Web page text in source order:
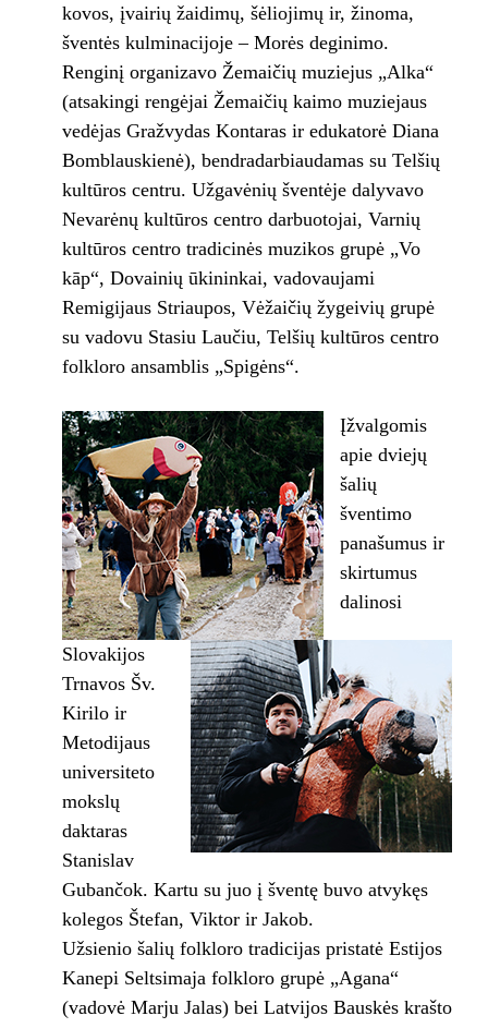
kovos, įvairių žaidimų, šėliojimų ir, žinoma,
šventės kulminacijoje – Morės deginimo.
Renginį organizavo Žemaičių muziejus „Alka“
(atsakingi rengėjai Žemaičių kaimo muziejaus
vedėjas Gražvydas Kontaras ir edukatorė Diana
Bomblauskienė), bendradarbiaudamas su Telšių
kultūros centru. Užgavėnių šventėje dalyvavo
Nevarėnų kultūros centro darbuotojai, Varnių
kultūros centro tradicinės muzikos grupė „Vo
kāp“, Dovainių ūkininkai, vadovaujami
Remigijaus Striaupos, Vėžaičių žygeivių grupė
su vadovu Stasiu Laučiu, Telšių kultūros centro
folkloro ansamblis „Spigėns“.
Įžvalgomis
apie dviejų
šalių
šventimo
panašumus ir
skirtumus
dalinosi
Slovakijos
Trnavos Šv.
Kirilo ir
Metodijaus
universiteto
mokslų
daktaras
Stanislav
Gubančok. Kartu su juo į šventę buvo atvykęs
kolegos Štefan, Viktor ir Jakob.
Užsienio šalių folkloro tradicijas pristatė Estijos
Kanepi Seltsimaja folkloro grupė „Agana“
(vadovė Marju Jalas) bei Latvijos Bauskės krašto